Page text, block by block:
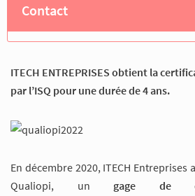
Contact
ITECH ENTREPRISES obtient la
par l’ISQ pour une durée de 4 ans.
En décembre 2020, ITECH
Qualiopi, un gage de